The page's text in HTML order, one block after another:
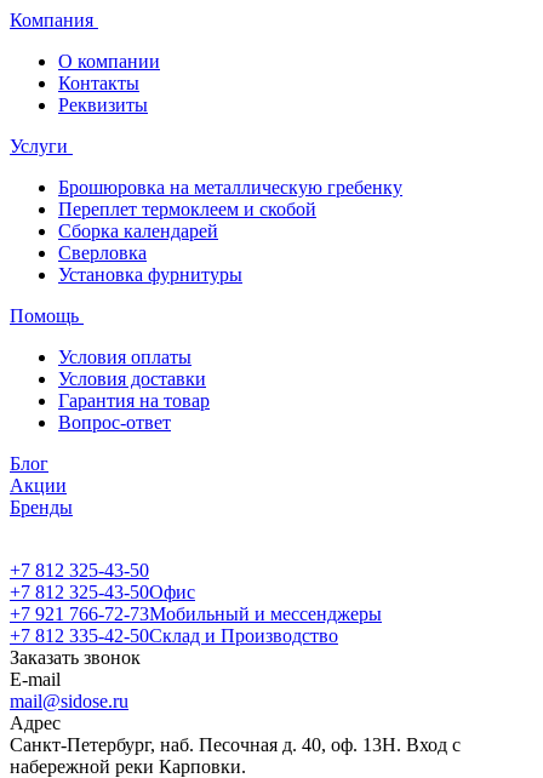
Компания
О компании
Контакты
Реквизиты
Услуги
Брошюровка на металлическую гребенку
Переплет термоклеем и скобой
Сборка календарей
Сверловка
Установка фурнитуры
Помощь
Условия оплаты
Условия доставки
Гарантия на товар
Вопрос-ответ
Блог
Акции
Бренды
+7 812 325-43-50
+7 812 325-43-50Офис
+7 921 766-72-73Мобильный и мессенджеры
+7 812 335-42-50Склад и Производство
Заказать звонок
E-mail
mail@sidose.ru
Адрес
Санкт-Петербург, наб. Песочная д. 40, оф. 13Н. Вход с
набережной реки Карповки.